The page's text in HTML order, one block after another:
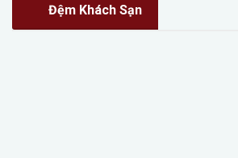
Đệm Khách Sạn